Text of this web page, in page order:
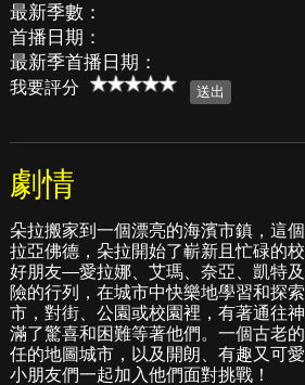
最新季數：
首播日期：
最新季首播日期：
我要評分
劇情
朵拉搬家到一個漂亮的海濱市鎮，這
拉亞佛德，朵拉開始了嶄新且忙碌的
好朋友—愛拉娜、艾瑪、奈亞、凱特
險的行列，在城市中快樂地學習和探
市，對街、公園或校園裡，有著通往
滿了驚喜和困難等著他們。一個古老
任的地圖城市，以及開朗、有趣又可
小朋友們一起加入他們面對挑戰！